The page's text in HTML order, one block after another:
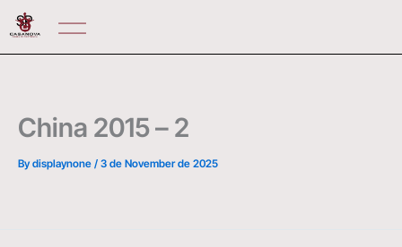
Skip
to
content
SP
China 2015 – 2
Bydisplaynone / 3 de November de 2025